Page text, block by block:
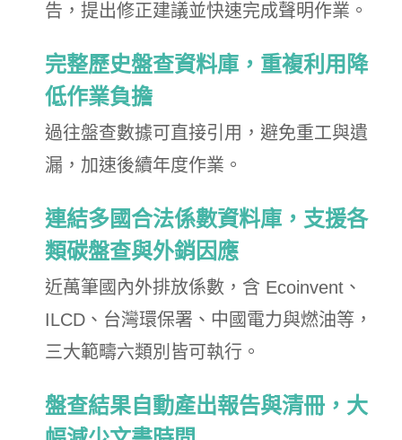
告，提出修正建議並快速完成聲明作業。
完整歷史盤查資料庫，重複利用降
低作業負擔
過往盤查數據可直接引用，避免重工與遺
漏，加速後續年度作業。
連結多國合法係數資料庫，支援各
類碳盤查與外銷因應
近萬筆國內外排放係數，含 Ecoinvent、
ILCD、台灣環保署、中國電力與燃油等，
三大範疇六類別皆可執行。
盤查結果自動產出報告與清冊，大